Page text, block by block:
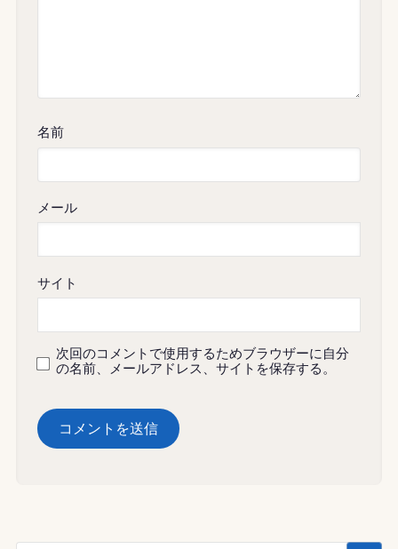
名前
メール
サイト
次回のコメントで使用するためブラウザーに自分
の名前、メールアドレス、サイトを保存する。